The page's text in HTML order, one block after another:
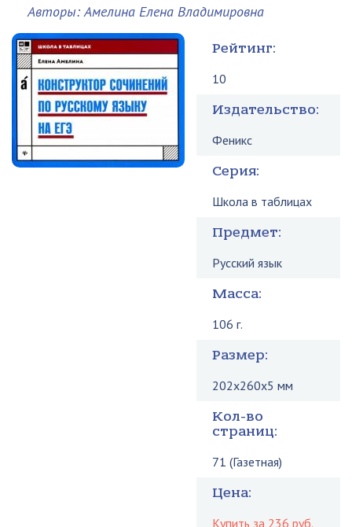
Авторы: Амелина Елена Владимировна
Рейтинг:
10
Издательство:
Феникс
Серия:
Школа в таблицах
Предмет:
Русский язык
Масса:
106 г.
Размер:
202x260x5 мм
Кол-во
страниц:
71 (Газетная)
Цена:
Купить за 236 руб.